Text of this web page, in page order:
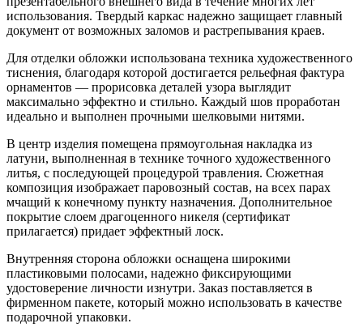
использования. Твердый каркас надежно защищает главный
документ от возможных заломов и растрепывания краев.
Для отделки обложки использована техника художественного
тиснения, благодаря которой достигается рельефная фактура
орнаментов — прорисовка деталей узора выглядит
максимально эффектно и стильно. Каждый шов проработан
идеально и выполнен прочными шелковыми нитями.
В центр изделия помещена прямоугольная накладка из
латуни, выполненная в технике точного художественного
литья, с последующей процедурой травления. Сюжетная
композиция изображает паровозный состав, на всех парах
мчащий к конечному пункту назначения. Дополнительное
покрытие слоем драгоценного никеля (сертификат
прилагается) придает эффектный лоск.
Внутренняя сторона обложки оснащена широкими
пластиковыми полосами, надежно фиксирующими
удостоверение личности изнутри. Заказ поставляется в
фирменном пакете, который можно использовать в качестве
подарочной упаковки.